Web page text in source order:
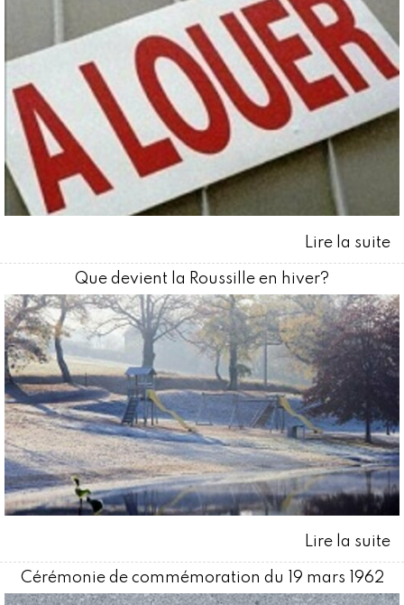
Que devient la Roussille en hiver?
Cérémonie de commémoration du 19 mars 1962